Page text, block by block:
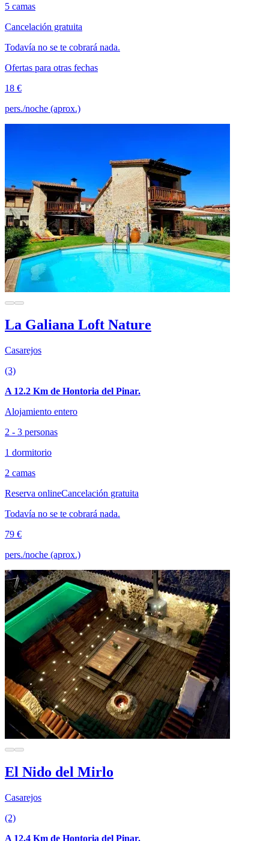
5 camas
Cancelación gratuita
Todavía no se te cobrará nada.
Ofertas para otras fechas
18 €
pers./noche (aprox.)
La Galiana Loft Nature
Casarejos
(3)
A 12.2 Km de Hontoria del Pinar.
Alojamiento entero
2 - 3 personas
1 dormitorio
2 camas
Reserva onlineCancelación gratuita
Todavía no se te cobrará nada.
79 €
pers./noche (aprox.)
El Nido del Mirlo
Casarejos
(2)
A 12.4 Km de Hontoria del Pinar.